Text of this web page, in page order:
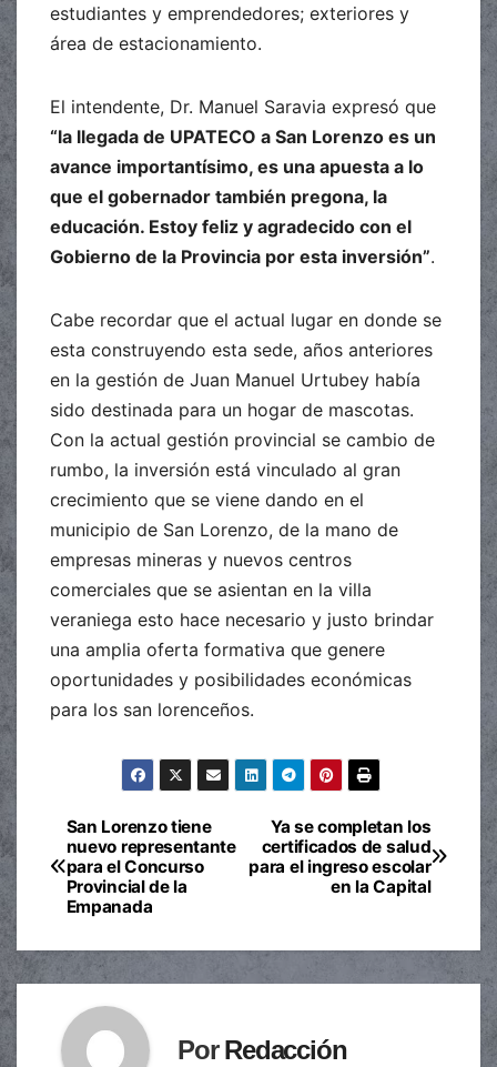
estudiantes y emprendedores; exteriores y
área de estacionamiento.
El intendente, Dr. Manuel Saravia expresó que
“la llegada de UPATECO a San Lorenzo es un
avance importantísimo, es una apuesta a lo
que el gobernador también pregona, la
educación. Estoy feliz y agradecido con el
Gobierno de la Provincia por esta inversión”.
Cabe recordar que el actual lugar en donde se
esta construyendo esta sede, años anteriores
en la gestión de Juan Manuel Urtubey había
sido destinada para un hogar de mascotas.
Con la actual gestión provincial se cambio de
rumbo, la inversión está vinculado al gran
crecimiento que se viene dando en el
municipio de San Lorenzo, de la mano de
empresas mineras y nuevos centros
comerciales que se asientan en la villa
veraniega esto hace necesario y justo brindar
una amplia oferta formativa que genere
oportunidades y posibilidades económicas
para los san lorenceños.
Navegación
de
entradas
Ya se completan los
certificados de salud
para el ingreso escolar
en la Capital
San Lorenzo tiene
nuevo representante
para el Concurso
Provincial de la
Empanada
PorRedacción